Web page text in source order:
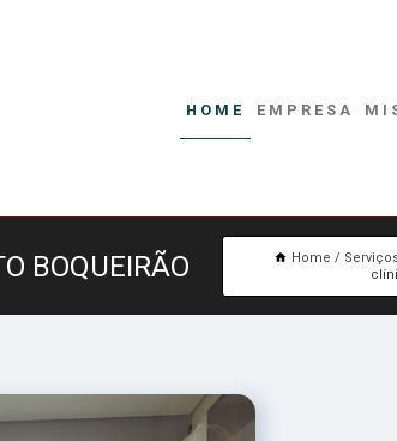
HOME EMPRESA
BOQUEIRÃO Home